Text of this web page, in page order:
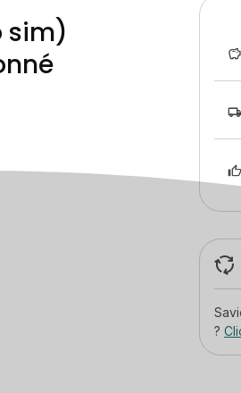
sim)
?